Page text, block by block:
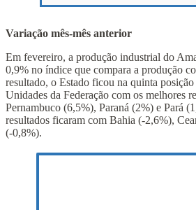
Variação mês-mês anterior
Em fevereiro, a produção industrial do
0,9% no índice que compara a produção
resultado, o Estado ficou na quinta
Unidades da Federação com os melhores
Pernambuco (6,5%), Paraná (2%) e Pará
resultados ficaram com Bahia (-2,6%),
(-0,8%).